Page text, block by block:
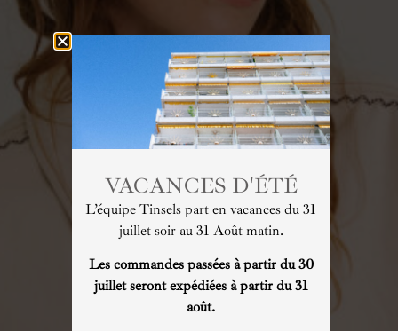
VACANCES D'ÉTÉ
L’équipe Tinsels part en vacances du 31
juillet soir au 31 Août matin.
Les commandes passées à partir du 30
juillet seront expédiées à partir du 31
août.